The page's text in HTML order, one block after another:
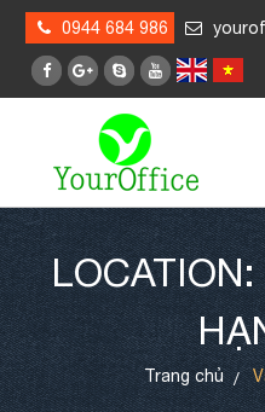
0944 684 986
Trang chủ